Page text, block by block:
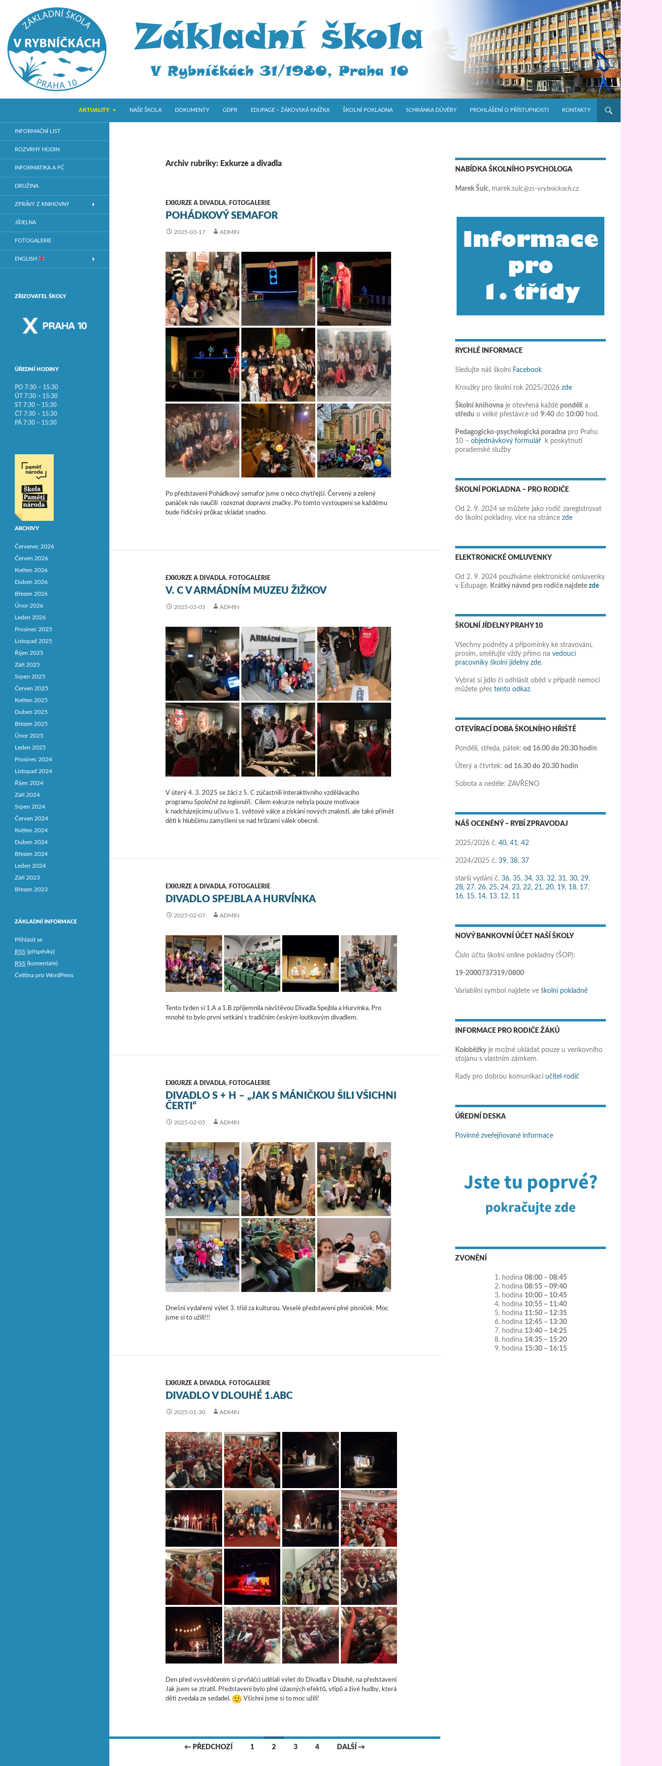
ZŠ V RybníčkáchAKTUALITY
NAŠE ŠKOLA DOKUMENTY GDPR EDUPAGE – ŽÁKOVSKÁ KNÍŽKA ŠKOLNÍ POKLADNA SCHRÁNKA DŮVĚRY PROHLÁŠENÍ O PŘÍSTUPNOSTI KONTAKTY
Archiv rubriky: Exkurze a divadla
EXKURZE A DIVADLA, FOTOGALERIE
POHÁDKOVÝ SEMAFOR
2025-03-17 ADMIN
Po představení Pohádkový semafor jsme o něco chytřejší. Červený a zelený
panáček nás naučili rozeznat dopravní značky. Po tomto vystoupení se každému
bude řidičský průkaz skládat snadno.
EXKURZE A DIVADLA, FOTOGALERIE
V. C V ARMÁDNÍM MUZEU ŽIŽKOV
2025-03-05 ADMIN
V úterý 4. 3. 2025 se žáci z 5. C zúčastnili interaktivního vzdělávacího
programu Společně za legionáři. Cílem exkurze nebyla pouze motivace
k nadcházejícímu učivu o 1. světové válce a získání nových znalostí, ale také přimět
děti k hlubšímu zamyšlení se nad hrůzami válek obecně.
EXKURZE A DIVADLA, FOTOGALERIE
DIVADLO SPEJBLA A HURVÍNKA
2025-02-07 ADMIN
Tento týden si 1.A a 1.B zpříjemnila návštěvou Divadla Spejbla a Hurvínka. Pro
mnohé to bylo první setkání s tradičním českým loutkovým divadlem.
EXKURZE A DIVADLA, FOTOGALERIE
DIVADLO S + H – „JAK S MÁNIČKOU ŠILI VŠICHNI
ČERTI“
2025-02-05 ADMIN
Dnešní vydařený výlet 3. tříd za kulturou. Veselé představení plné písniček. Moc
jsme si to užili!!!
EXKURZE A DIVADLA, FOTOGALERIE
DIVADLO V DLOUHÉ 1.ABC
2025-01-30 ADMIN
Den před vysvědčením si prvňáčci udělali výlet do Divadla v Dlouhé, na představení
Jak jsem se ztratil. Představení bylo plné úžasných efektů, vtipů a živé hudby, která
děti zvedala ze sedadel.
Všichni jsme si to moc užili!
← PŘEDCHOZÍ 1 2 3 4 DALŠÍ →
NABÍDKA ŠKOLNÍHO PSYCHOLOGA
Marek Šulc, marek.sulc@zs-vrybnickach.cz
RYCHLÉ INFORMACE
Sledujte náš školní Facebook
Kroužky pro školní rok 2025/2026 zde
Školní knihovna je otevřená každé pondělí a
středu o velké přestávce od 9:40 do 10:00 hod.
Pedagogicko-psychologická poradna pro Prahu
10 – objednávkový formulář k poskytnutí
poradenské služby
ŠKOLNÍ POKLADNA – PRO RODIČE
Od 2. 9. 2024 se můžete jako rodič zaregistrovat
do školní pokladny, více na stránce zde
ELEKTRONICKÉ OMLUVENKY
Od 2. 9. 2024 používáme elektronické omluvenky
v Edupage. Krátký návod pro rodiče najdete zde
ŠKOLNÍ JÍDELNY PRAHY 10
Všechny podněty a připomínky ke stravování,
prosím, směřujte vždy přímo na vedoucí
pracovníky školní jídelny zde.
Vybrat si jídlo či odhlásit oběd v případě nemoci
můžete přes tento odkaz.
OTEVÍRACÍ DOBA ŠKOLNÍHO HŘIŠTĚ
Pondělí, středa, pátek: od 16.00 do 20.30 hodin
Úterý a čtvrtek: od 16.30 do 20.30 hodin
Sobota a neděle: ZAVŘENO
NÁŠ OCENĚNÝ – RYBÍ ZPRAVODAJ
2025/2026 č. 40, 41, 42
2024/2025 č. 39, 38, 37
starší vydání č. 36, 35, 34, 33, 32, 31, 30, 29,
28, 27, 26, 25, 24, 23, 22, 21, 20, 19, 18, 17,
16, 15, 14, 13, 12, 11
NOVÝ BANKOVNÍ ÚČET NAŠÍ ŠKOLY
Číslo účtu školní online pokladny (ŠOP):
19-2000737319/0800
Variabilní symbol najdete ve školní pokladně
INFORMACE PRO RODIČE ŽÁKŮ
Koloběžkyje možné ukládat pouze u venkovního
stojanu s vlastním zámkem.
Rady pro dobrou komunikaci učitel-rodič
ÚŘEDNÍ DESKA
Povinně zveřejňované informace
ZVONĚNÍ
1. hodina 08:00 – 08:45
2. hodina 08:55 – 09:40
3. hodina 10:00 – 10:45
4. hodina 10:55 – 11:40
5. hodina 11:50 – 12:35
6. hodina 12:45 – 13:30
7. hodina 13:40 – 14:25
8. hodina 14:35 – 15:20
9. hodina 15:30 – 16:15
Základní škola v Praze 10
INFORMAČNÍ LIST
ROZVRHY HODIN
INFORMATIKA A PČ
DRUŽINA
ZPRÁVY Z KNIHOVNY
JÍDELNA
FOTOGALERIE
ENGLISH
ZŘIZOVATEL ŠKOLY
ÚŘEDNÍ HODINY
PO 7:30 – 15:30
ÚT 7:30 – 15:30
ST 7:30 – 15:30
ČT 7:30 – 15:30
PÁ 7:30 – 15:30
ARCHIVY
Červenec 2026
Červen 2026
Květen 2026
Duben 2026
Březen 2026
Únor 2026
Leden 2026
Prosinec 2025
Listopad 2025
Říjen 2025
Září 2025
Srpen 2025
Červen 2025
Květen 2025
Duben 2025
Březen 2025
Únor 2025
Leden 2025
Prosinec 2024
Listopad 2024
Říjen 2024
Září 2024
Srpen 2024
Červen 2024
Květen 2024
Duben 2024
Březen 2024
Leden 2024
Září 2023
Březen 2023
ZÁKLADNÍ INFORMACE
Přihlásit se
RSS (příspěvky)
RSS (komentáře)
Čeština pro WordPress